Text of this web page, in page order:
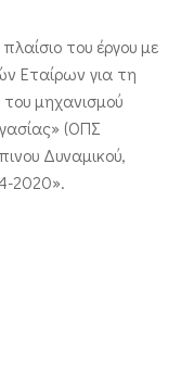
του έργου με
Εταίρων για τη
του μηχανισμού
(ΟΠΣ
Δυναμικού,
2020».